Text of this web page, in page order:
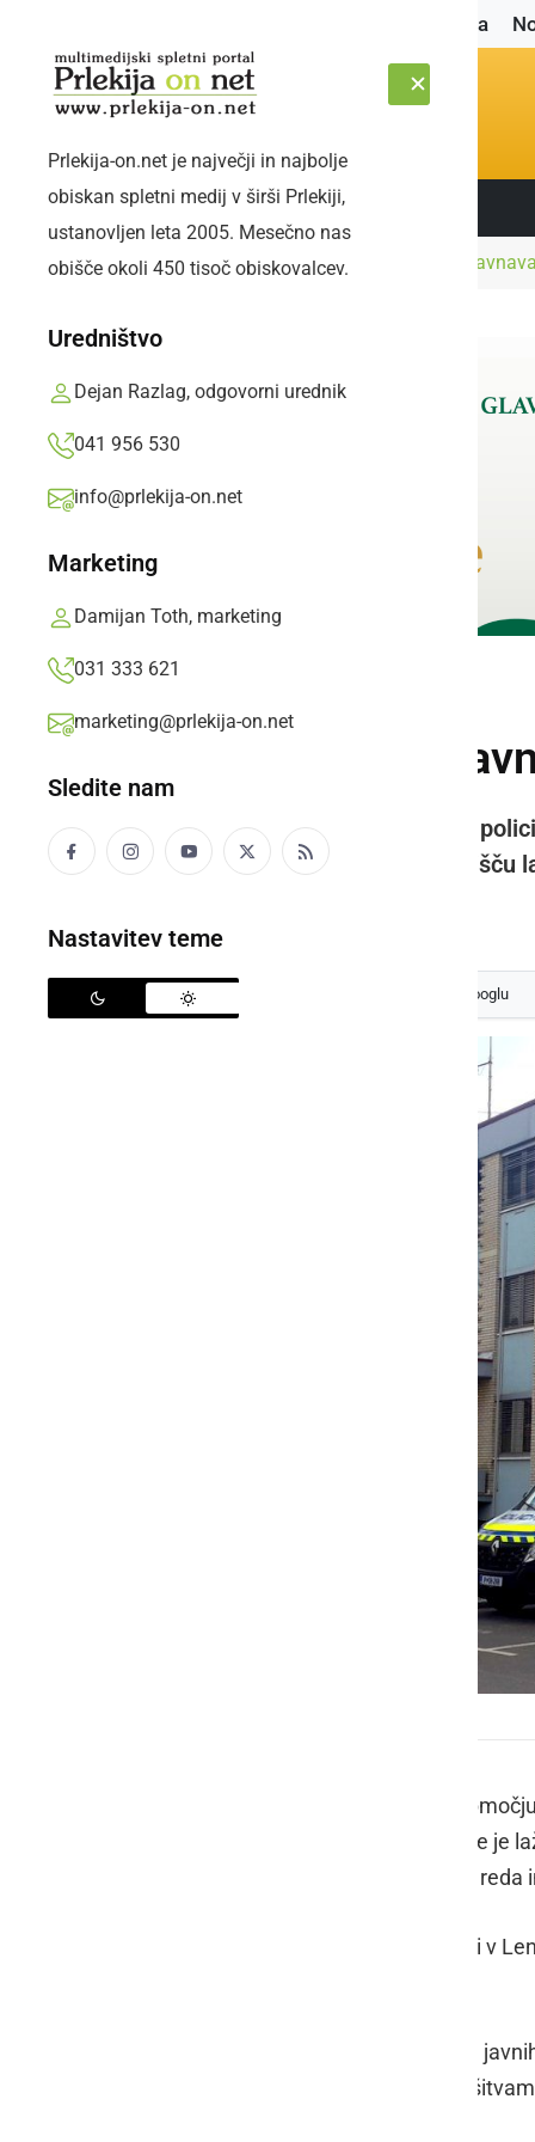
Naslovnica
ČETRTEK, 6. AVGUST 2026 Sledite nam:
Prlekija-on.net je največji in najbolje
obiskan spletni medij v širši Prlekiji,
ustanovljen leta 2005. Mesečno nas
obišče okoli 450 tisoč obiskovalcev.
Uredništvo
Dejan Razlag, odgovorni urednik
041 956 530
info@prlekija-on.net
Marketing
Damijan Toth, marketing
031 333 621
marketing@prlekija-on.net
Sledite nam
Nastavitev teme
Naslovnica Črna kronikaV Ljutomeru
V Ljutomeru
Danes, med 12. in 18. uro, bodo
zadrževanje v okolici in na strelišču
Izberite kot svoj prednostni vir na Googlu
V preteklem dnevu so policisti na
materialno škodo, v eni nesreči pa se je
kazniva dejanja, pet kršitev javnega
Na področju kriminalitete so policisti v
Javni red in mir je bil kršen trikrat na
intervenciji policistov pomirili in s